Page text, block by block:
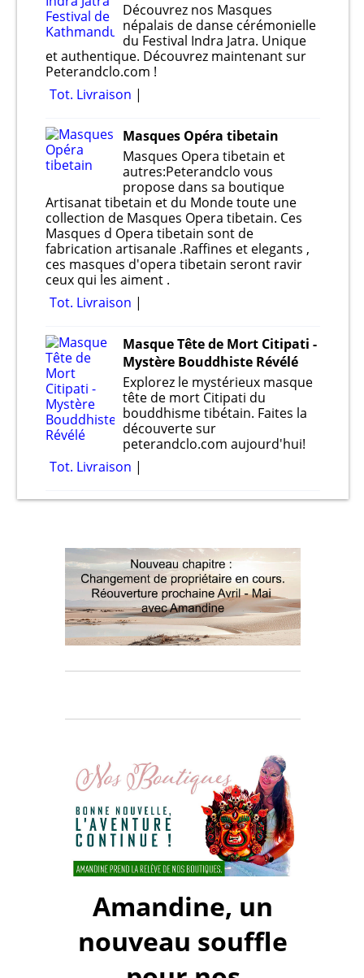
Découvrez nos Masques
népalais de danse cérémonielle
du Festival Indra Jatra. Unique
et authentique. Découvrez maintenant sur
Peterandclo.com !
Tot. Livraison
Masques Opéra tibetain
Masques Opera tibetain et
autres:Peterandclo vous
propose dans sa boutique
Artisanat tibetain et du Monde toute une
collection de Masques Opera tibetain. Ces
Masques d Opera tibetain sont de
fabrication artisanale .Raffines et elegants ,
ces masques d'opera tibetain seront ravir
ceux qui les aiment .
Tot. Livraison
Masque Tête de Mort Citipati -
Mystère Bouddhiste Révélé
Explorez le mystérieux masque
tête de mort Citipati du
bouddhisme tibétain. Faites la
découverte sur
peterandclo.com aujourd'hui!
Tot. Livraison
Amandine, un
nouveau souffle